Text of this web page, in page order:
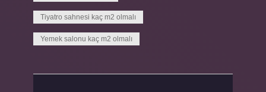
Tiyatro sahnesi kaç m2 olmalı
Yemek salonu kaç m2 olmalı